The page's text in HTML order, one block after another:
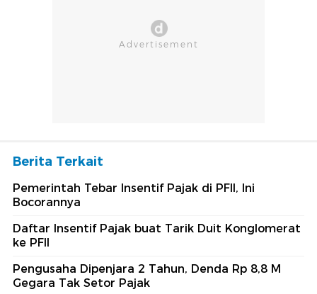
Berita Terkait
Pemerintah Tebar Insentif Pajak di PFII, Ini
Bocorannya
Daftar Insentif Pajak buat Tarik Duit Konglomerat
ke PFII
Pengusaha Dipenjara 2 Tahun, Denda Rp 8,8 M
Gegara Tak Setor Pajak